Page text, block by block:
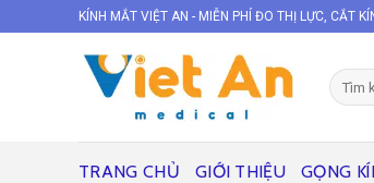
to
KÍNH MẮT VIỆT AN - MIỄN PHÍ ĐO THỊ LỰC, CẮT
Tìm
kiếm:
TRANG CHỦ GIỚI THIỆU GỌNG